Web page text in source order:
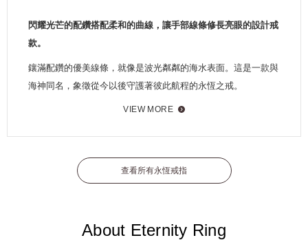
閃耀光芒的配鑽搭配柔和的曲線，讓手部線條修長亮眼的設計戒
款。
鑲滿配鑽的優美線條，就像是波光粼粼的海水表面。這是一款與
海神同名，象徵從今以後守護著彼此航程的永恆之戒。
VIEW MORE
查看所有永恆戒指
About Eternity Ring